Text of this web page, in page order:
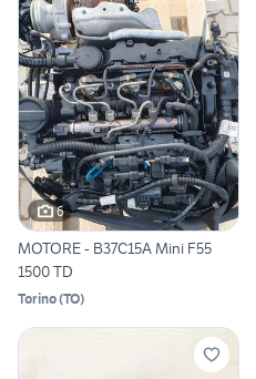
6
MOTORE - B37C15A Mini F55
1500 TD
Torino(TO)